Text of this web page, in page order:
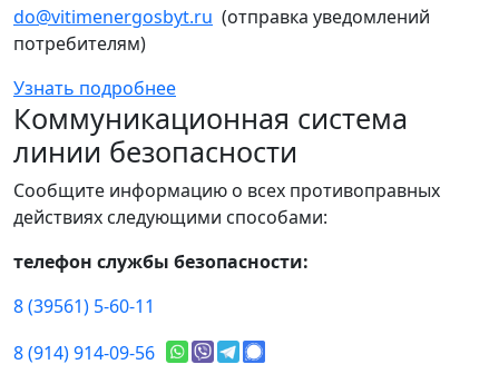
do@vitimenergosbyt.ru (отправка уведомлений
потребителям)
Узнать подробнее
Коммуникационная система
линии безопасности
Сообщите информацию о всех противоправных
действиях следующими способами:
телефон службы безопасности:
8 (39561) 5-60-11
8 (914) 914-09-56